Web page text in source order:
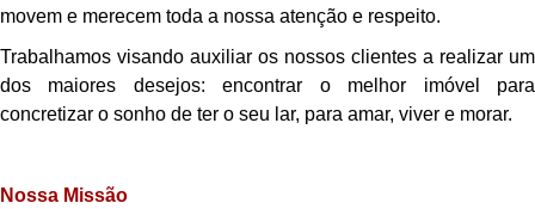
movem e merecem toda a nossa atenção e respeito.
Trabalhamos visando auxiliar os nossos clientes a realizar um
dos maiores desejos: encontrar o melhor imóvel para
concretizar o sonho de ter o seu lar, para amar, viver e morar.
Nossa Missão